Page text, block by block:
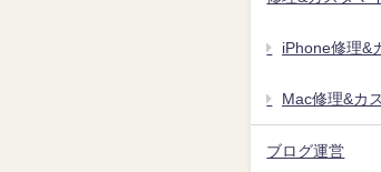
iPhone修理&
Mac修理&カ
ブログ運営